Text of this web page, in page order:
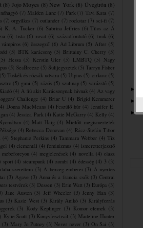
(8) Jojo Moyes (8) New York (8) Üvegtrón (8)
(7) Maiden Lane (7) Park (7) Tavi Kata (7)
(7) orgyilkos (7) outlander (7) rockstar (7) sci-fi (7)
K. A. Tucker (6) Sabrina Jeffries (6) Tilos az Á
(6) lista (6) rovat (6) századforduló (6) tinik (6)
vámpíros (6) összegző (6) Ad Librum (5) After (5)
(5) BTK karácsony (5) Brittainy C. Cherry (5)
(5) Hessa (5) Kerstin Gier (5) LMBTQ (5) Nagy
(5) SeaBreeze (5) Sulijegyzetek (5) Tarryn Fisher
(5) Tüskék és rózsák udvara (5) Ulpius (5) cirkusz (5)
(5) gimi (5) rázós (5) szülinap (5) varázsló (5)
(4) A fiú akit Karácsonynak hívnak (4) Az vagy
Challenge (4) Briar U (4) Brigid Kemmerer
Donna MacMeans (4) Feszülő húr (4) Jennifer E.
(4) Jessica Park (4) Katie McGarry (4) Kelly (4)
(4) Matt Haig (4) Mielőtt megismertelek
(4) Rebecca Donovan (4) Rácz-Stefán Tibor
(4) Stephanie Perkins (4) Tammara Webber (4) Tíz
(4) elementál (4) feminizmus (4) ismeretterjesztő
mebeforeyou (4) megjelenések (4) novella (4) olasz
sport (4) steampunk (4) zombi (4) édesség (4) 3 (3)
szerettem (3) A herceg emberei (3) A nyertes
(3) Agave (3) Anna és a francia csók (3) Central
testvérek (3) Dessen (3) Erin Watt (3) Európa (3)
Jane Austen (3) Jeff Wheeler (3) Jenny Han (3)
(3) Kasie West (3) Király Anikó (3) Királyforrás
(3) Kody Keplinger (3) Komor elemek (3)
Kylie Scott (3) Könyvfesztivál (3) Madeline Hunter
(3) Mary Jo Putney (3) Never never (3) On Sai (3)
►
►
►